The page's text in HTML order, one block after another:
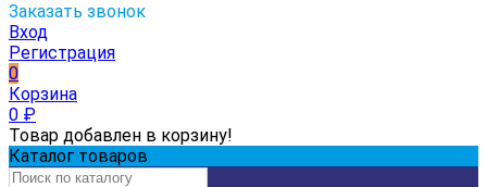
Заказать звонок
Вход
Регистрация
0
Корзина
0 ₽
Товар добавлен в корзину!
Каталог товаров